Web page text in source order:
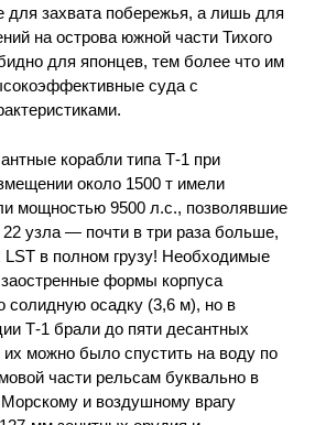
для захвата побережья, а лишь для
на острова южной части Тихого
для японцев, тем более что им
суда с
корабли типа Т-1 при
около 1500 т имели
мощностью 9500 л.с., позволявшие
22 узла — почти в три раза больше,
LST в полном грузу! Необходимые
формы корпуса
солидную осадку (3,6 м), но в
Т-1 брали до пяти десантных
их можно было спустить на воду по
части рельсам буквально в
и воздушному врагу